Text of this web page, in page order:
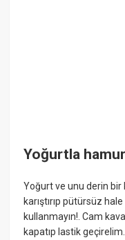
Yoğurtla hamur
Yoğurt ve unu derin bir
karıştırıp pütürsüz
kullanmayın!. Cam
kapatıp lastik geçirelim.